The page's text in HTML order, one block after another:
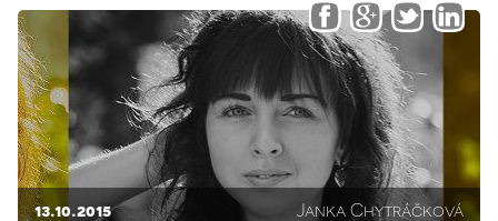
13.10.2015 Janka Chytráčková